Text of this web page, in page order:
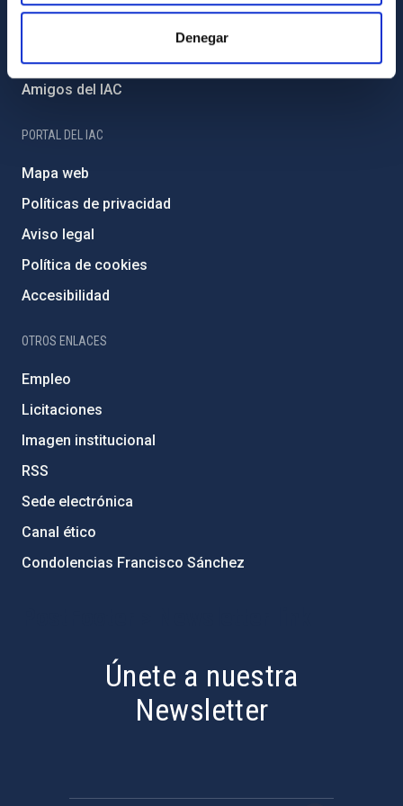
Denegar
Programa Severo Ochoa
Amigos del IAC
PORTAL DEL IAC
Mapa web
Políticas de privacidad
Aviso legal
Política de cookies
Accesibilidad
OTROS ENLACES
Empleo
Licitaciones
Imagen institucional
RSS
Sede electrónica
Canal ético
Condolencias Francisco Sánchez
Únete a nuestra
Newsletter